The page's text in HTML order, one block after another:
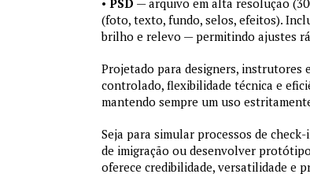
• PSD — arquivo em alta resolução
(foto, texto, fundo, selos, efeitos).
brilho e relevo — permitindo ajustes
Projetado para designers, instrutores
controlado, flexibilidade técnica e
mantendo sempre um uso
Seja para simular processos de
de imigração ou desenvolver
oferece credibilidade, versatilidade e